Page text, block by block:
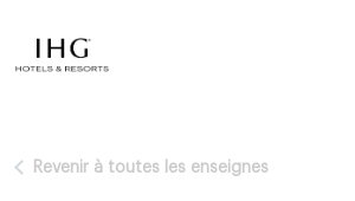
Revenir à toutes les enseignes